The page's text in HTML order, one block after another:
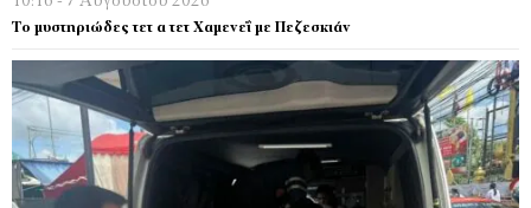
Το μυστηριώδες τετ α τετ Χαμενεΐ με Πεζεσκιάν